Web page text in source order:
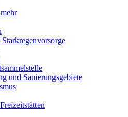
und Sanierungsgebiete